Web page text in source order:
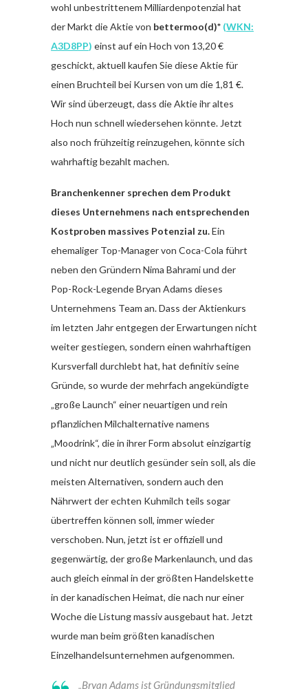
wohl unbestrittenem Milliardenpotenzial hat
der Markt die Aktie von bettermoo(d)* (WKN:
A3D8PP) einst auf ein Hoch von 13,20 €
geschickt, aktuell kaufen Sie diese Aktie für
einen Bruchteil bei Kursen von um die 1,81 €.
Wir sind überzeugt, dass die Aktie ihr altes
Hoch nun schnell wiedersehen könnte. Jetzt
also noch frühzeitig reinzugehen, könnte sich
wahrhaftig bezahlt machen.
Branchenkenner sprechen dem Produkt
dieses Unternehmens nach entsprechenden
Kostproben massives Potenzial zu.Ein
ehemaliger Top-Manager von Coca-Cola führt
neben den Gründern Nima Bahrami und der
Pop-Rock-Legende Bryan Adams dieses
Unternehmens Team an. Dass der Aktienkurs
im letzten Jahr entgegen der Erwartungen nicht
weiter gestiegen, sondern einen wahrhaftigen
Kursverfall durchlebt hat, hat definitiv seine
Gründe, so wurde der mehrfach angekündigte
„große Launch“ einer neuartigen und rein
pflanzlichen Milchalternative namens
„Moodrink“, die in ihrer Form absolut einzigartig
und nicht nur deutlich gesünder sein soll, als die
meisten Alternativen, sondern auch den
Nährwert der echten Kuhmilch teils sogar
übertreffen können soll, immer wieder
verschoben. Nun, jetzt ist er offiziell und
gegenwärtig, der große Markenlaunch, und das
auch gleich einmal in der größten Handelskette
in der kanadischen Heimat, die nach nur einer
Woche die Listung massiv ausgebaut hat. Jetzt
wurde man beim größten kanadischen
Einzelhandelsunternehmen aufgenommen.
„Bryan Adams ist Gründungsmitglied